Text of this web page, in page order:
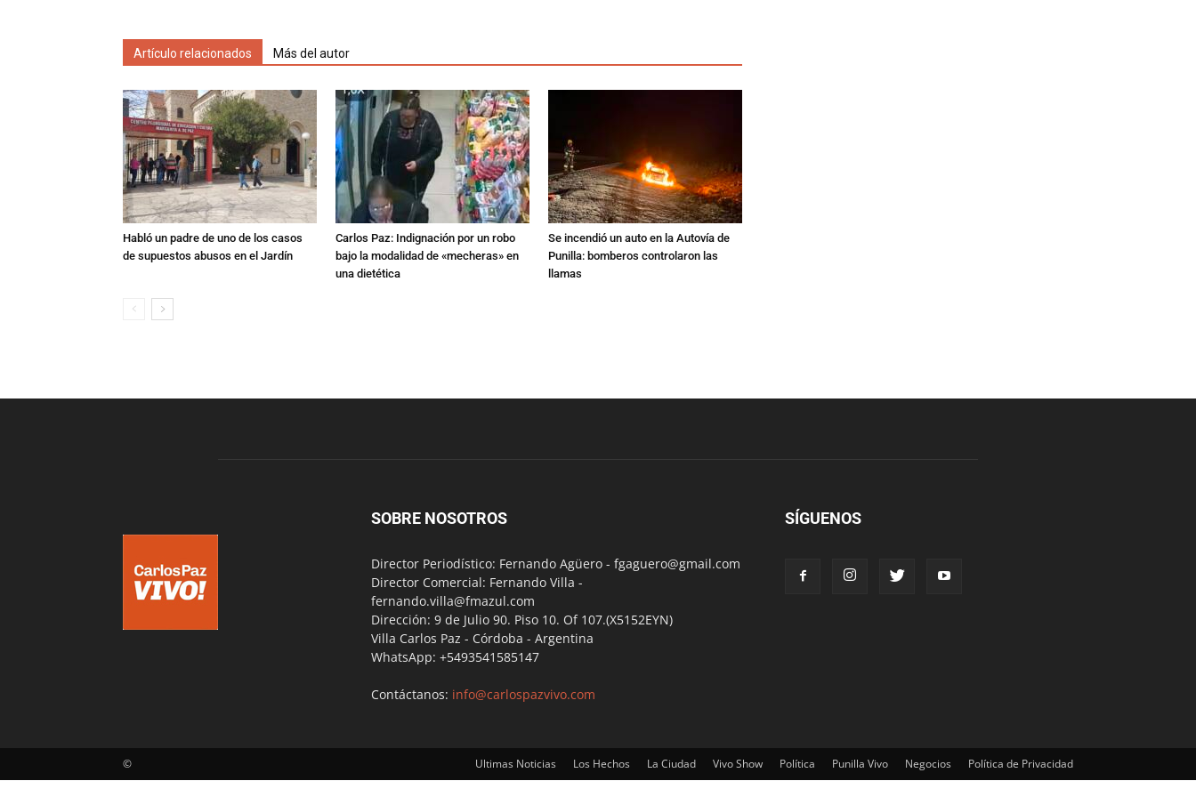
Artículo relacionados Más del autor
Habló un padre de uno de los casos
de supuestos abusos en el Jardín
Carlos Paz: Indignación por un robo
bajo la modalidad de «mecheras» en
una dietética
Se incendió un auto en la Autovía de
Punilla: bomberos controlaron las
llamas
SOBRE NOSOTROS
Director Periodístico: Fernando Agüero - fgaguero@gmail.com
Director Comercial: Fernando Villa -
fernando.villa@fmazul.com
Dirección: 9 de Julio 90. Piso 10. Of 107.(X5152EYN)
Villa Carlos Paz - Córdoba - Argentina
WhatsApp: +5493541585147
Contáctanos: info@carlospazvivo.com
SÍGUENOS
Ultimas Noticias Los Hechos La Ciudad Vivo Show Política Punilla Vivo Negocios Política de Privacidad
©